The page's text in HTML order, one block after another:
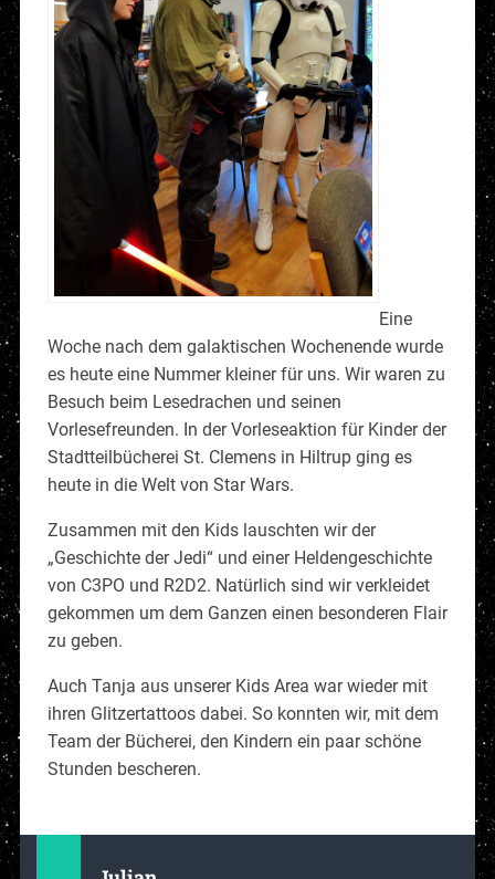
Eine
Woche nach dem galaktischen Wochenende wurde
es heute eine Nummer kleiner für uns. Wir waren zu
Besuch beim Lesedrachen und seinen
Vorlesefreunden. In der Vorleseaktion für Kinder der
Stadtteilbücherei St. Clemens in Hiltrup ging es
heute in die Welt von Star Wars.
Zusammen mit den Kids lauschten wir der
„Geschichte der Jedi“ und einer Heldengeschichte
von C3PO und R2D2. Natürlich sind wir verkleidet
gekommen um dem Ganzen einen besonderen Flair
zu geben.
Auch Tanja aus unserer Kids Area war wieder mit
ihren Glitzertattoos dabei. So konnten wir, mit dem
Team der Bücherei, den Kindern ein paar schöne
Stunden bescheren.